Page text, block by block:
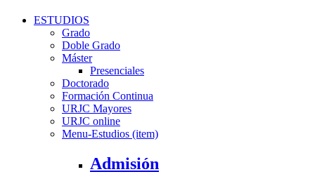
ESTUDIOS
Grado
Doble Grado
Máster
Presenciales
Doctorado
Formación Continua
URJC Mayores
URJC online
Menu-Estudios (item)
Admisión